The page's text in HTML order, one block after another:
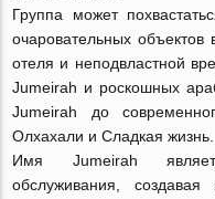
Группа может
очаровательных объектов
отеля и неподвластной
Jumeirah и роскошных
Jumeirah до
Олхахали и Сладкая жизнь.
Имя Jumeirah
обслуживания, создавая